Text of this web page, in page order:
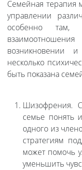
Семейная терапия
управлении
особенно там,
возникновении
несколько
быть показана
Шизофрения.
семье понять
одного из
стратегиям
может помочь
уменьшить